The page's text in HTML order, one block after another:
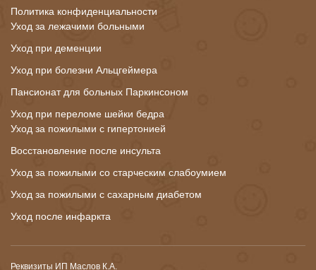
Политика конфиденциальности
Уход за лежачими больными
Уход при деменции
Уход при болезни Альцгеймера
Пансионат для больных Паркинсоном
Уход при переломе шейки бедра
Уход за пожилыми с гипертонией
Восстановление после инсульта
Уход за пожилыми со старческим слабоумием
Уход за пожилыми с сахарным диабетом
Уход после инфаркта
Реквизиты ИП Маслов К.А.